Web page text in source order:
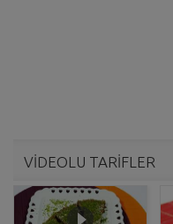
VİDEOLU TARİFLER